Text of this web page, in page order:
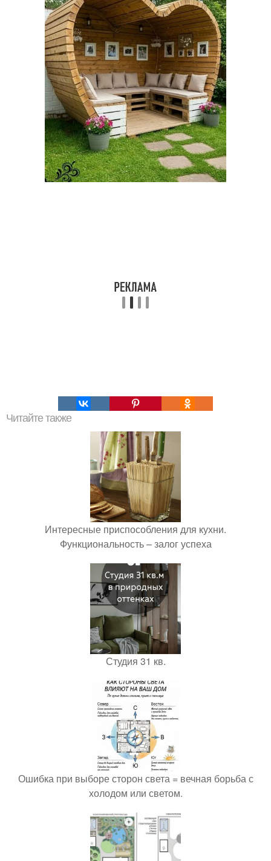
Читайте также
Интересные приспособления для кухни.
Функциональность – залог успеха
Студия 31 кв.
Ошибка при выборе сторон света = вечная борьба с
холодом или светом.